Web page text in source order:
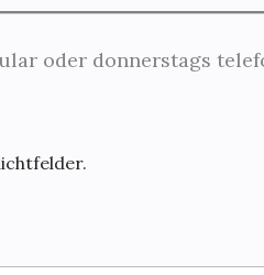
oder donnerstags